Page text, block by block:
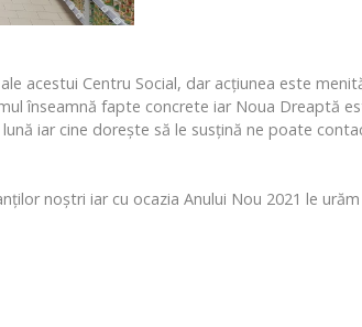
acestui Centru Social, dar acțiunea este
înseamnă fapte concrete iar Noua Dreaptă
iar cine dorește să le susțină ne poate
noștri iar cu ocazia Anului Nou 2021 le